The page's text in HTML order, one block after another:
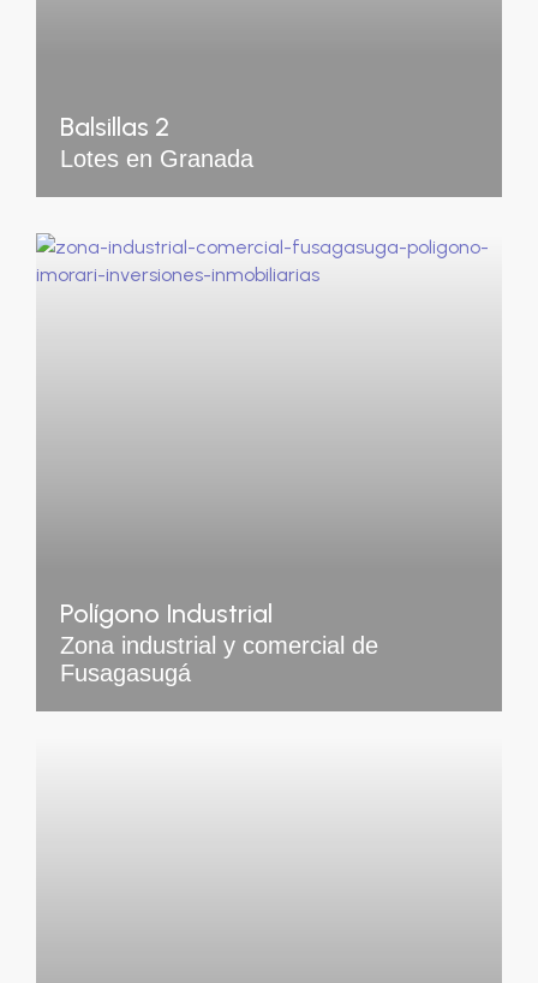
Balsillas 2
Lotes en Granada
Polígono Industrial
Zona industrial y comercial de
Fusagasugá